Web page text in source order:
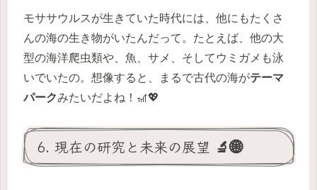
モササウルスが生きていた時代には、他にもたくさ
んの海の生き物がいたんだって。たとえば、他の大
型の海洋爬虫類や、魚、サメ、そしてウミガメも泳
いでいたの。想像すると、まるで古代の海がテーマ
パークみたいだよね！🎢💖
6. 現在の研究と未来の展望 🔬🌐